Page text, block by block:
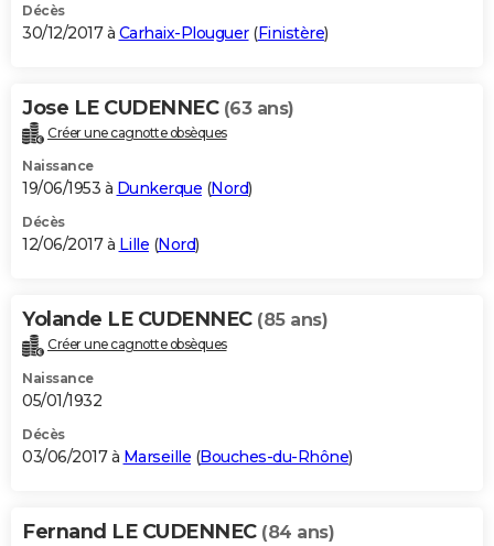
Décès
30/12/2017 à Carhaix-Plouguer(Finistère)
Jose LE CUDENNEC (63 ans)
Créer une cagnotte obsèques
Naissance
19/06/1953 à Dunkerque (Nord)
Décès
12/06/2017 à Lille (Nord)
Yolande LE CUDENNEC (85 ans)
Créer une cagnotte obsèques
Naissance
05/01/1932
Décès
03/06/2017 à Marseille (Bouches-du-Rhône)
Fernand LE CUDENNEC (84 ans)